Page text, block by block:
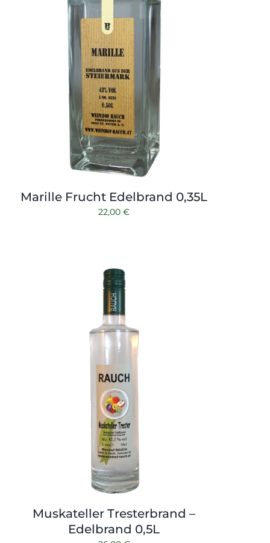
Marille Frucht Edelbrand 0,35L
22,00€
Muskateller Tresterbrand –
Edelbrand 0,5L